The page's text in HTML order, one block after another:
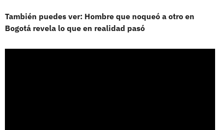
También puedes ver: Hombre que noqueó a otro en
Bogotá revela lo que en realidad pasó